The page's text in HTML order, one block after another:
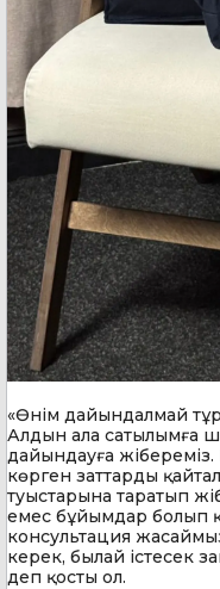
«Өнім дайындалмай
Алдын ала сатылымға
дайындауға
көрген заттарды
туыстарына таратып
емес бұйымдар болып
консультация
керек, былай істесек
деп қосты ол.